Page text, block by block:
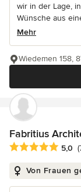
wir in der Lage,
Wünsche aus
Mehr
Wiedemen 158,
Fabritius
5,0
Von Frauen